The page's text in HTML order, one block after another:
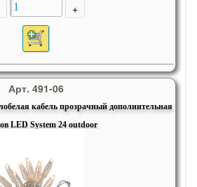
+
Арт. 491-06
кабель прозрачный дополнительная
LED System 24 outdoor